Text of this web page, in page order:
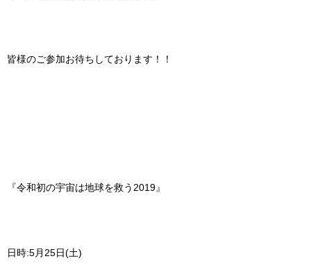
皆様のご参加お待ちしております！！
『令和初の宇宙は地球を救う2019』
日時:5月25日(土)